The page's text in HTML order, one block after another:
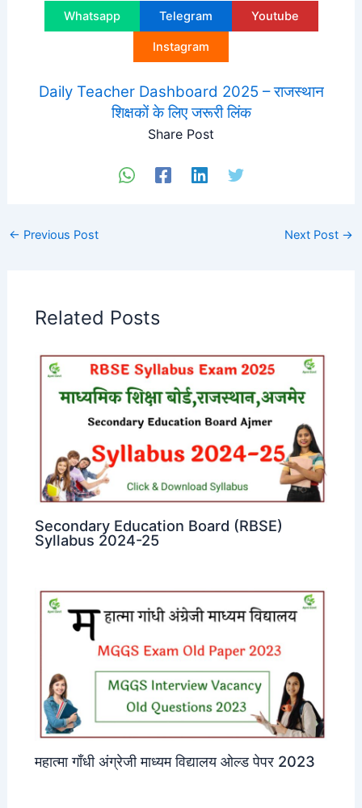
Whatsapp Telegram Youtube
Instagram
Daily Teacher Dashboard 2025 – राजस्थान
शिक्षकों के लिए जरूरी लिंक
Share Post
← Previous Post Next Post →
Related Posts
Secondary Education Board (RBSE)
Syllabus 2024-25
महात्मा गाँधी अंग्रेजी माध्यम विद्यालय ओल्ड पेपर 2023